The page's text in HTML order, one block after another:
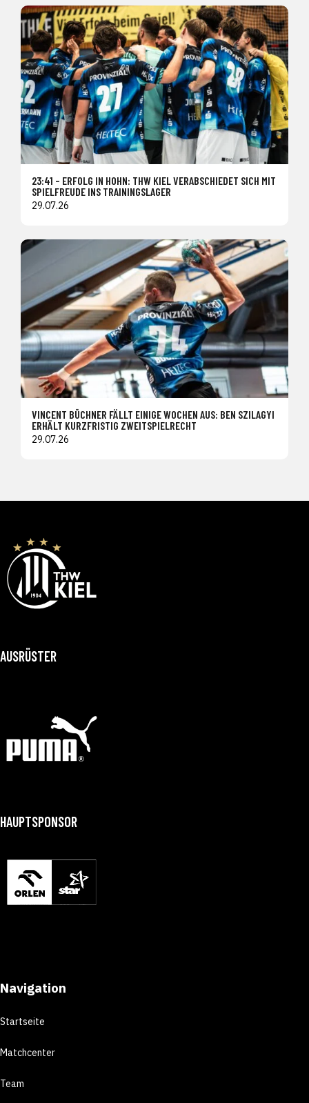
23:41 – ERFOLG IN HOHN: THW KIEL VERABSCHIEDET SICH MIT
SPIELFREUDE INS TRAININGSLAGER
29.07.26
VINCENT BÜCHNER FÄLLT EINIGE WOCHEN AUS: BEN SZILAGYI
ERHÄLT KURZFRISTIG ZWEITSPIELRECHT
29.07.26
AUSRÜSTER
HAUPTSPONSOR
Navigation
Startseite
Matchcenter
Team